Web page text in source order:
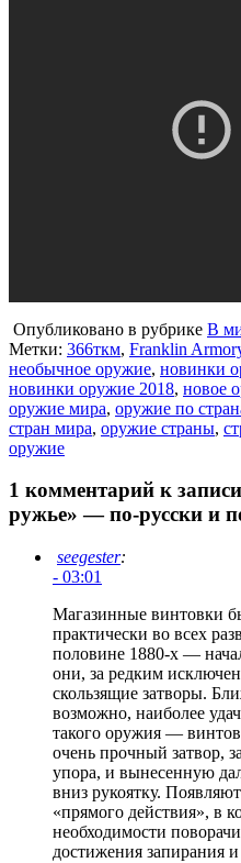
Опубликовано в рубрике В
Метки: 366ткм, Franklin
необычное оружие, новинки
новинки оружие 2018, новое
оружие мира, оружие по
стран мира, оружие страны,
оружие
1 комментарий к
ружье» — по-русски и
seegester:
- 03:01
Магазинные винтовки
практически во всех
половине 1880-х —
они, за редким
скользящие затворы.
возможно, наиболее
такого оружия —
очень прочный затвор,
упора, и вынесенную
вниз рукоятку.
«прямого действия», в
необходимости
достижения запирания